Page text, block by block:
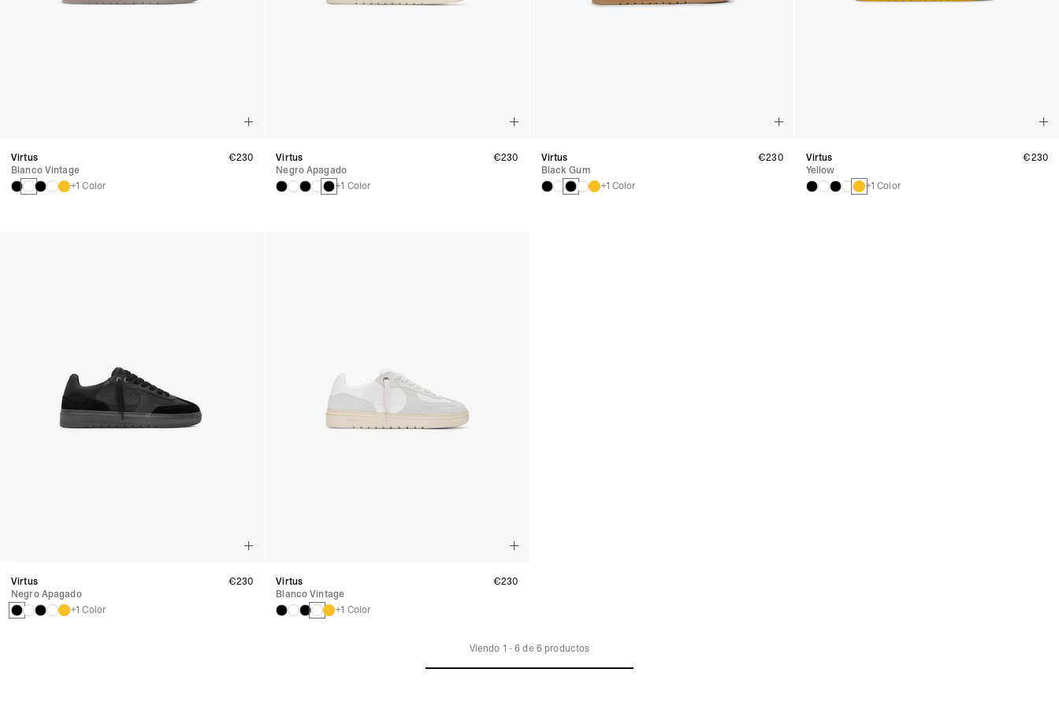
Virtus
Blanco Vintage
+1 Color
€230
Virtus
Negro Apagado
+1 Color
€230
Virtus
Black Gum
+1 Color
€230
Virtus
Yellow
+1 Color
€230
Virtus
Negro Apagado
+1 Color
€230
Virtus
Blanco Vintage
+1 Color
€230
Viendo 1 -6 de 6 productos